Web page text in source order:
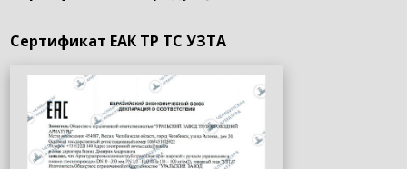
Сертификат ЕАК ТР ТС УЗТА